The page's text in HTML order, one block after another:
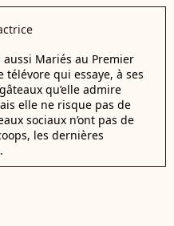
aussi Mariés au Premier
qui essaye, à ses
qu’elle admire
elle ne risque pas de
sociaux n’ont pas de
les dernières